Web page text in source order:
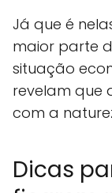
Já que é
maior parte
situação
revelam que
com a
Dicas